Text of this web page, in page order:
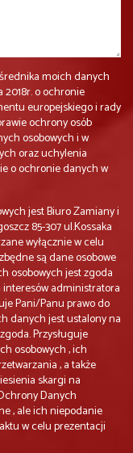
moich danych
2018r. o ochronie
europejskiego i rady
ochrony osób
osobowych i w
oraz uchylenia
o ochronie danych w
jest Biuro Zamiany i
85-307 ul.Kossaka
wyłącznie w celu
są dane osobowe
osobowych jest zgoda
administratora
Pani/Panu prawo do
danych jest ustalony na
Przysługuje
osobowych , ich
, a także
skargi na
Danych
, ale ich niepodanie
w celu prezentacji